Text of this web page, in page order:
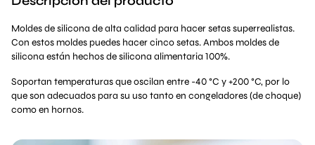
Moldes de silicona de alta calidad para hacer setas superrealistas.
Con estos moldes puedes hacer cinco setas. Ambos moldes de
silicona están hechos de silicona alimentaria 100%.
Soportan temperaturas que oscilan entre -40 °C y +200 °C, por lo
que son adecuados para su uso tanto en congeladores (de choque)
como en hornos.